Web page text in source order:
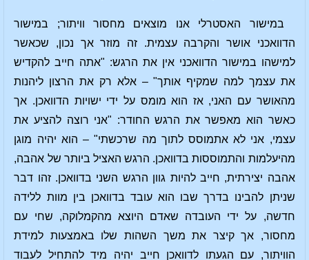
במישור האסטרלי אנו מוצאים מחסור וויתור; במישור
הדוואכני אושר והקרבה עצמית. זה מוזר אך נכון, שכאשר
למישהו במישור הדוואכני אין את הרגש: "אתה חייב להקדיש
את עצמך למה שמקיף אותך" – אלא רק את הרצון ליהנות
מהאושר עם האני, אז הוא מומס על ידי ישויות הדוואכן. אך
כאשר הוא מאפשר את הרגש החודר: "אני רוצה להציע את
עצמי, אני לא אתמוסס לתוך מה שרכשתי" – הוא יהיה מוגן
מהיעלמות והתמוססות בדוואכן. הרגש האציל ביותר של אהבה,
אהבה יצירתית, חייב להיות גוון הרגש השני בדוואכן. זהו דבר
שניתן להבינו בדרך שבו הוא עובד בדוואכן בין מוות ללידה
חדשה, על ידי העובדה שאדם היוצא מהקמלוקה, שחי עם
מחסור, אך קיצר את משך השהות שלו באמצעות למידת
הוויתור, עם הגעתו לדוואכן חייב יהיה מיד להתחיל לעבוד